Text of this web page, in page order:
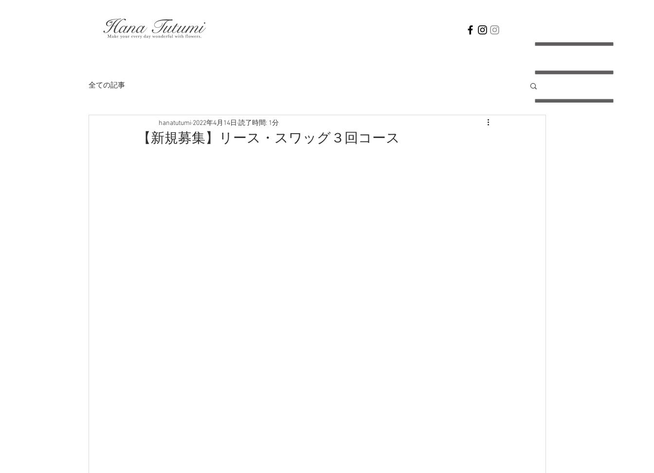
全ての記事
【新規募集】リース・スワッグ３回コース
hanatutumi 2022年4月14日 読了時間: 1分